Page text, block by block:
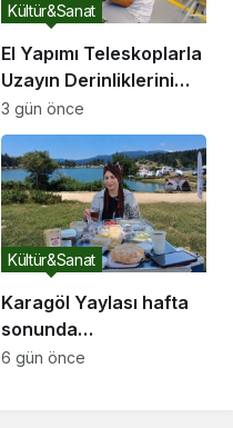
El Yapımı Teleskoplarla
Uzayın Derinliklerini
Keşfediyorlar
Kültür&Sanat
3 gün önce
Karagöl Yaylası hafta
sonunda
doğaseverlerin akınına
Kültür&Sanat
6 gün önce